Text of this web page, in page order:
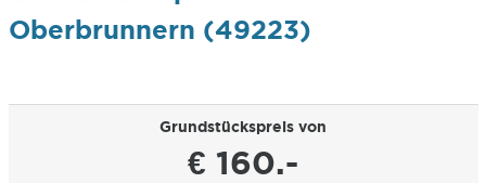
Oberbrunnern (49223)
Grundstückspreis von
€ 160.-